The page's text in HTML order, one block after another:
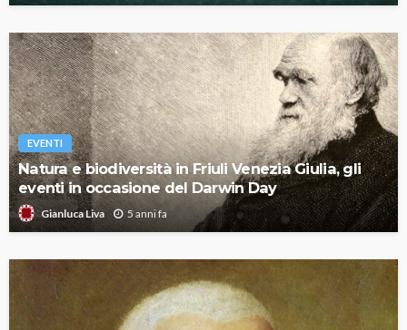
EVENTI
Natura e biodiversità in Friuli Venezia Giulia, gli
eventi in occasione del Darwin Day
Gianluca Liva 5 anni fa